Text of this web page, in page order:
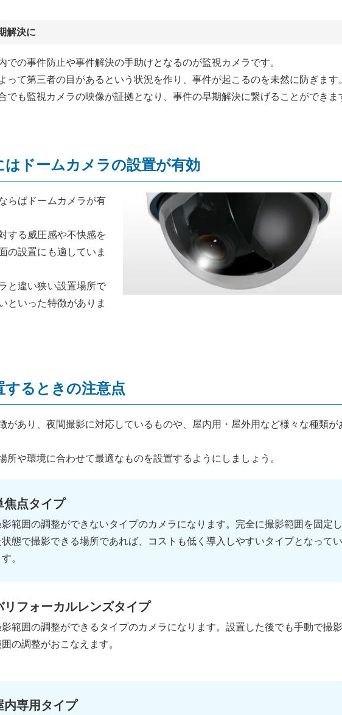
解決に
での事件防止や事件解決の手助けとなるのが監視カメラです。
って第三者の目があるという状況を作り、事件が起こるのを未然に防ぎます
でも監視カメラの映像が証拠となり、事件の早期解決に繋げることができま
はドームカメラの設置が有効
らばドームカメラが有
する威圧感や不快感を
の設置にも適していま
と違い狭い設置場所で
といった特徴がありま
するときの注意点
があり、夜間撮影に対応しているものや、屋内用・屋外用など様々な種類が
所や環境に合わせて最適なものを設置するようにしましょう。
焦点タイプ
影範囲の調整ができないタイプのカメラになります。完全に撮影範囲を固定し
状態で撮影できる場所であれば、コストも低く導入しやすいタイプとなってい
。
リフォーカルレンズタイプ
影範囲の調整ができるタイプのカメラになります。設置した後でも手動で撮影
の調整がおこなえます。
内専用タイプ